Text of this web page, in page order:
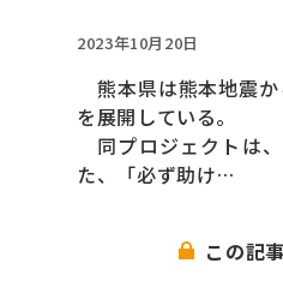
2023年10月20日
熊本県は熊本地震か
を展開している。
同プロジェクトは
た、「必ず助け…
この記